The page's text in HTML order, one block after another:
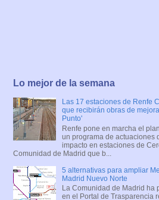
Lo mejor de la semana
Las 17 estaciones de Renfe
que recibirán obras de
Punto'
Renfe pone en marcha el plan
un programa de actuaciones
impacto en estaciones de
Comunidad de Madrid que b...
5 alternativas para ampliar
Madrid Nuevo Norte
La Comunidad de Madrid ha
en el Portal de Trasparencia